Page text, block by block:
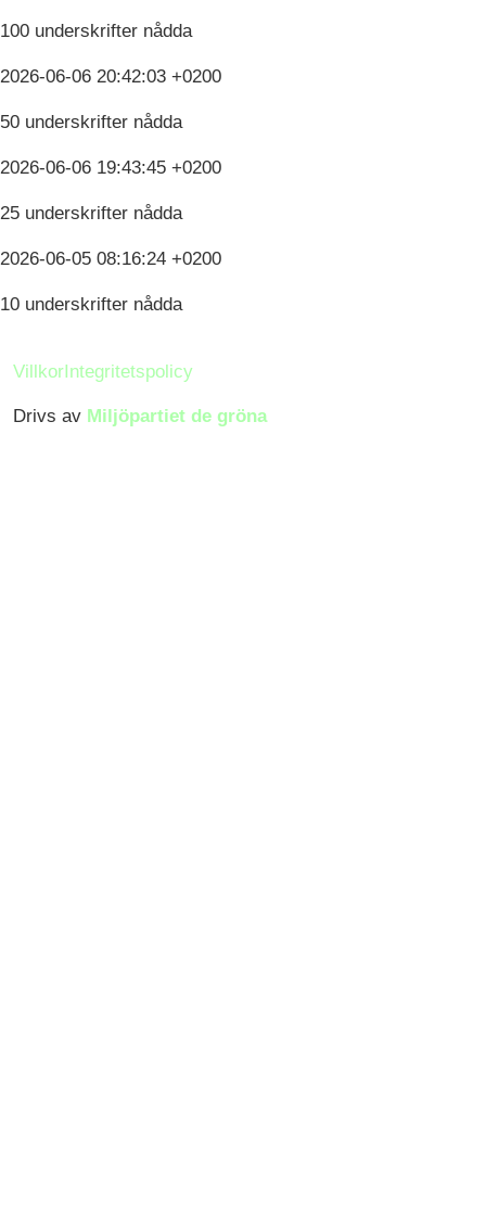
100 underskrifter nådda
2026-06-06 20:42:03 +0200
50 underskrifter nådda
2026-06-06 19:43:45 +0200
25 underskrifter nådda
2026-06-05 08:16:24 +0200
10 underskrifter nådda
VillkorIntegritetspolicy
Drivs av Miljöpartiet de gröna